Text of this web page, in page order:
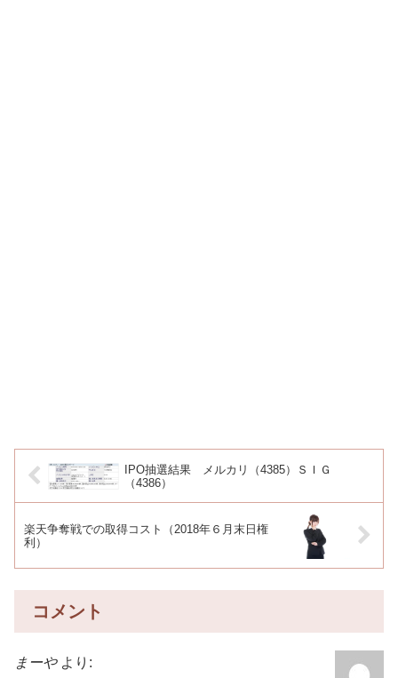
IPO抽選結果 メルカリ（4385）ＳＩＧ
（4386）
楽天争奪戦での取得コスト（2018年６月末日権
利）
コメント
まーや より: